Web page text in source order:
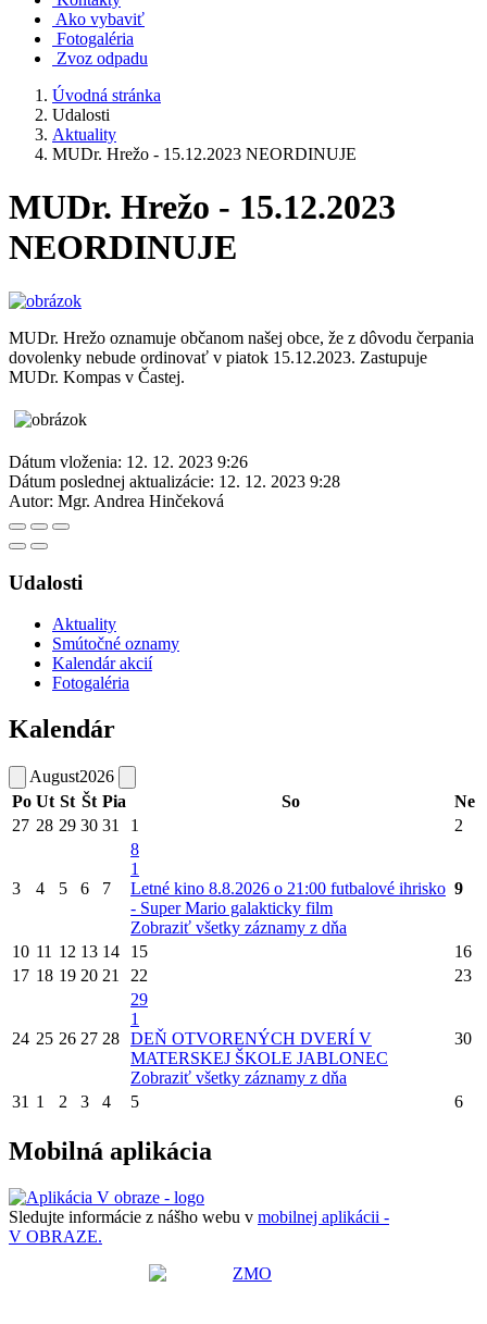
Ako vybaviť
Fotogaléria
Zvoz odpadu
Úvodná stránka
Udalosti
Aktuality
MUDr. Hrežo - 15.12.2023 NEORDINUJE
MUDr. Hrežo - 15.12.2023
NEORDINUJE
MUDr. Hrežo oznamuje občanom našej obce, že z dôvodu čerpania
dovolenky nebude ordinovať v piatok 15.12.2023. Zastupuje
MUDr. Kompas v Častej.
Dátum vloženia: 12. 12. 2023 9:26
Dátum poslednej aktualizácie: 12. 12. 2023 9:28
Autor: Mgr. Andrea Hinčeková
Udalosti
Aktuality
Smútočné oznamy
Kalendár akcií
Fotogaléria
Kalendár
August2026
Po Ut St Št Pia So
Ne
27 28 29 30 31 1 2
3 4 5 6 7
8
1
Letné kino 8.8.2026 o 21:00 futbalové ihrisko
- Super Mario galakticky film
Zobraziť všetky záznamy z dňa
9
10 11 12 13 14 15
16
17 18 19 20 21 22 23
24 25 26 27 28
29
1
DEŇ OTVORENÝCH DVERÍ V
MATERSKEJ ŠKOLE JABLONEC
Zobraziť všetky záznamy z dňa
30
31 1 2 3 4 5 6
Mobilná aplikácia
Sledujte informácie z nášho webu v mobilnej aplikácii -
V OBRAZE.